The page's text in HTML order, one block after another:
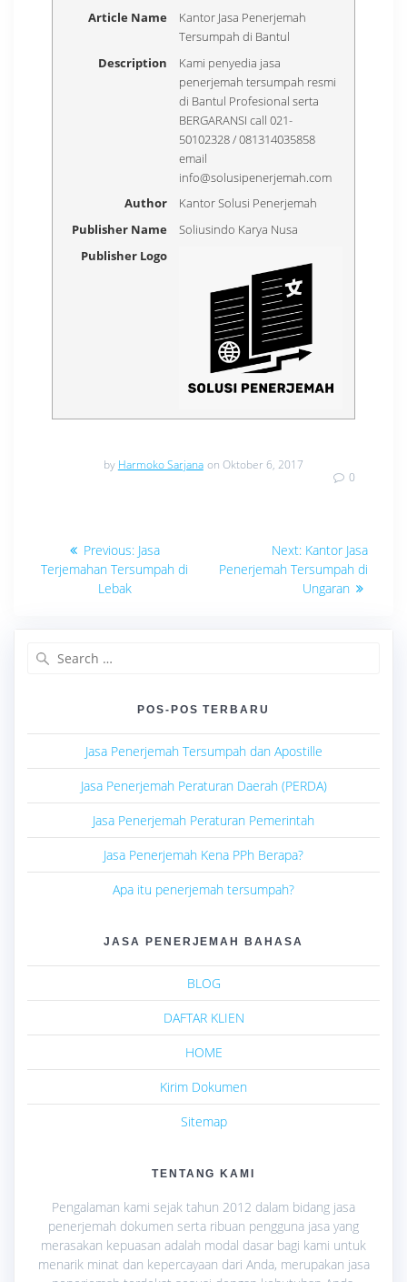
Article Name
Kantor Jasa Penerjemah
Tersumpah di Bantul
Description
Kami penyedia jasa
penerjemah tersumpah resmi
di Bantul Profesional serta
BERGARANSI call 021-
50102328 / 081314035858
email
info@solusipenerjemah.com
Author
Kantor Solusi Penerjemah
Publisher Name
Soliusindo Karya Nusa
Publisher Logo
by Harmoko Sarjana on Oktober 6, 2017
0
Navigasi
pos
Previous: Previous
post:
Jasa
Terjemahan Tersumpah di
Lebak
Next: Next
post:
Kantor Jasa
Penerjemah Tersumpah di
Ungaran
POS-POS TERBARU
Jasa Penerjemah Tersumpah dan Apostille
Jasa Penerjemah Peraturan Daerah (PERDA)
Jasa Penerjemah Peraturan Pemerintah
Jasa Penerjemah Kena PPh Berapa?
Apa itu penerjemah tersumpah?
JASA PENERJEMAH BAHASA
BLOG
DAFTAR KLIEN
HOME
Kirim Dokumen
Sitemap
TENTANG KAMI
Pengalaman kami sejak tahun 2012 dalam bidang jasa
penerjemah dokumen serta ribuan pengguna jasa yang
merasakan kepuasan adalah modal dasar bagi kami untuk
menarik minat dan kepercayaan dari Anda, merupakan jasa